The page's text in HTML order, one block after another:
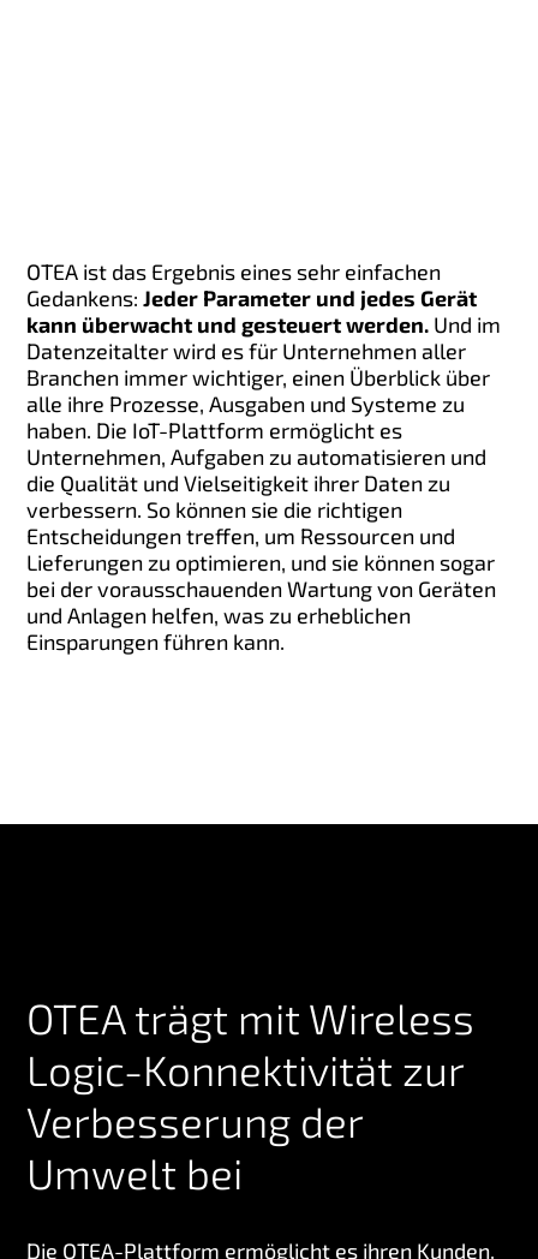
OTEA ist das Ergebnis eines sehr einfachen
Gedankens:Jeder Parameter und jedes Gerät
kann überwacht und gesteuert werden. Und im
Datenzeitalter wird es für Unternehmen aller
Branchen immer wichtiger, einen Überblick über
alle ihre Prozesse, Ausgaben und Systeme zu
haben. Die IoT-Plattform ermöglicht es
Unternehmen, Aufgaben zu automatisieren und
die Qualität und Vielseitigkeit ihrer Daten zu
verbessern. So können sie die richtigen
Entscheidungen treffen, um Ressourcen und
Lieferungen zu optimieren, und sie können sogar
bei der vorausschauenden Wartung von Geräten
und Anlagen helfen, was zu erheblichen
Einsparungen führen kann.
OTEA trägt mit Wireless
Logic-Konnektivität zur
Verbesserung der
Umwelt bei
Die OTEA-Plattform ermöglicht es ihren Kunden,